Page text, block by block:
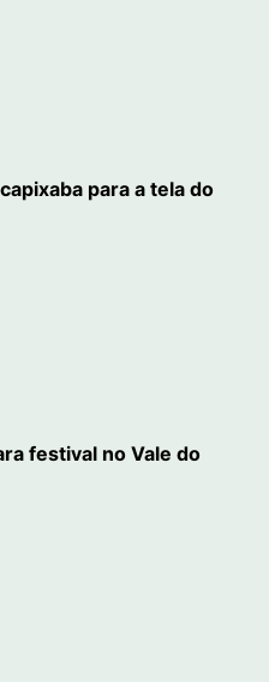
para a tela do
festival no Vale do